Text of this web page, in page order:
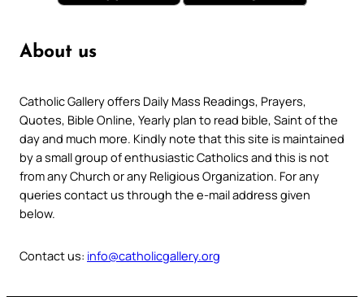
About us
Catholic Gallery offers Daily Mass Readings, Prayers,
Quotes, Bible Online, Yearly plan to read bible, Saint of the
day and much more. Kindly note that this site is maintained
by a small group of enthusiastic Catholics and this is not
from any Church or any Religious Organization. For any
queries contact us through the e-mail address given
below.
Contact us: info@catholicgallery.org